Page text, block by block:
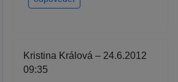
Kristina Králová – 24.6.2012
09:35